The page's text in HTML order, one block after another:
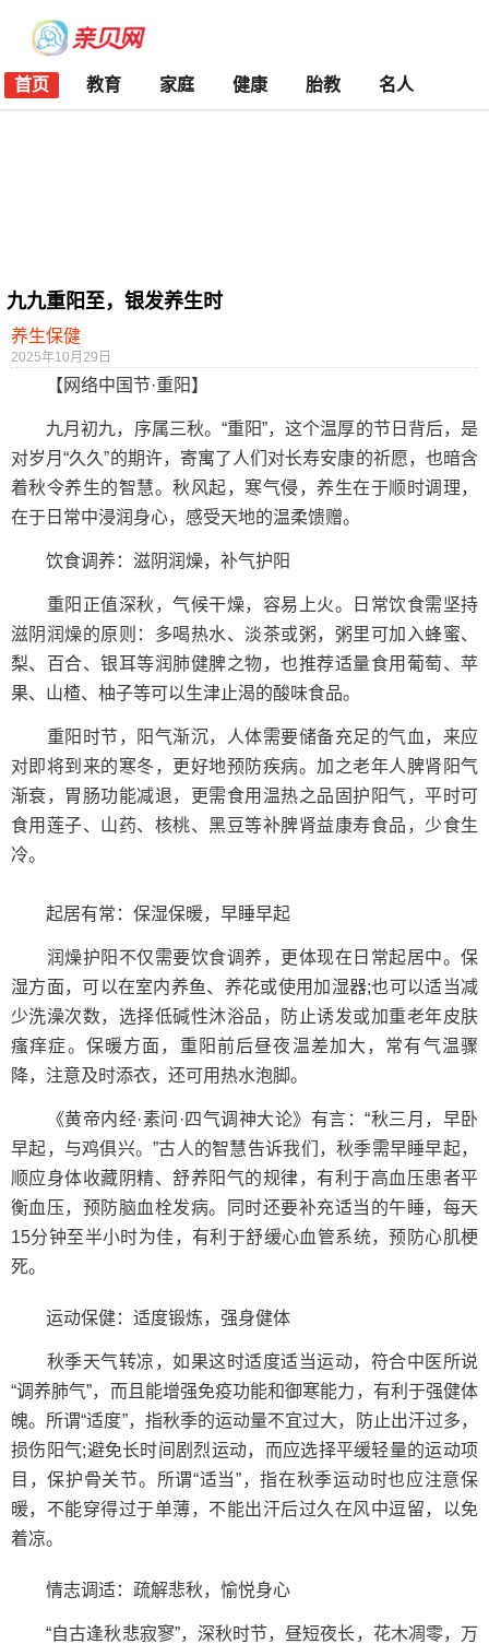
首页 教育 家庭 健康 胎教 名人
九九重阳至，银发养生时
养生保健
2025年10月29日
【网络中国节·重阳】
九月初九，序属三秋。“重阳”，这个温厚的节日背后，是
对岁月“久久”的期许，寄寓了人们对长寿安康的祈愿，也暗含
着秋令养生的智慧。秋风起，寒气侵，养生在于顺时调理，
在于日常中浸润身心，感受天地的温柔馈赠。
饮食调养：滋阴润燥，补气护阳
重阳正值深秋，气候干燥，容易上火。日常饮食需坚持
滋阴润燥的原则：多喝热水、淡茶或粥，粥里可加入蜂蜜、
梨、百合、银耳等润肺健脾之物，也推荐适量食用葡萄、苹
果、山楂、柚子等可以生津止渴的酸味食品。
重阳时节，阳气渐沉，人体需要储备充足的气血，来应
对即将到来的寒冬，更好地预防疾病。加之老年人脾肾阳气
渐衰，胃肠功能减退，更需食用温热之品固护阳气，平时可
食用莲子、山药、核桃、黑豆等补脾肾益康寿食品，少食生
冷。
起居有常：保湿保暖，早睡早起
润燥护阳不仅需要饮食调养，更体现在日常起居中。保
湿方面，可以在室内养鱼、养花或使用加湿器;也可以适当减
少洗澡次数，选择低碱性沐浴品，防止诱发或加重老年皮肤
瘙痒症。保暖方面，重阳前后昼夜温差加大，常有气温骤
降，注意及时添衣，还可用热水泡脚。
《黄帝内经·素问·四气调神大论》有言：“秋三月，早卧
早起，与鸡俱兴。”古人的智慧告诉我们，秋季需早睡早起，
顺应身体收藏阴精、舒养阳气的规律，有利于高血压患者平
衡血压，预防脑血栓发病。同时还要补充适当的午睡，每天
15分钟至半小时为佳，有利于舒缓心血管系统，预防心肌梗
死。
运动保健：适度锻炼，强身健体
秋季天气转凉，如果这时适度适当运动，符合中医所说
“调养肺气”，而且能增强免疫功能和御寒能力，有利于强健体
魄。所谓“适度”，指秋季的运动量不宜过大，防止出汗过多，
损伤阳气;避免长时间剧烈运动，而应选择平缓轻量的运动项
目，保护骨关节。所谓“适当”，指在秋季运动时也应注意保
暖，不能穿得过于单薄，不能出汗后过久在风中逗留，以免
着凉。
情志调适：疏解悲秋，愉悦身心
“自古逢秋悲寂寥”，深秋时节，昼短夜长，花木凋零，万